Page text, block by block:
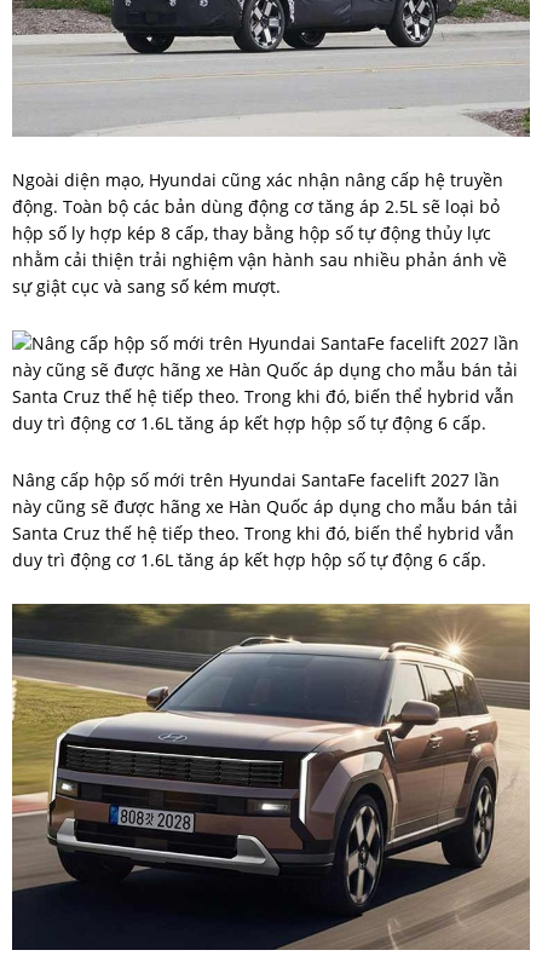
Ngoài diện mạo, Hyundai cũng xác nhận nâng cấp hệ truyền
động. Toàn bộ các bản dùng động cơ tăng áp 2.5L sẽ loại bỏ
hộp số ly hợp kép 8 cấp, thay bằng hộp số tự động thủy lực
nhằm cải thiện trải nghiệm vận hành sau nhiều phản ánh về
sự giật cục và sang số kém mượt.
Nâng cấp hộp số mới trên Hyundai SantaFe facelift 2027 lần
này cũng sẽ được hãng xe Hàn Quốc áp dụng cho mẫu bán tải
Santa Cruz thế hệ tiếp theo. Trong khi đó, biến thể hybrid vẫn
duy trì động cơ 1.6L tăng áp kết hợp hộp số tự động 6 cấp.